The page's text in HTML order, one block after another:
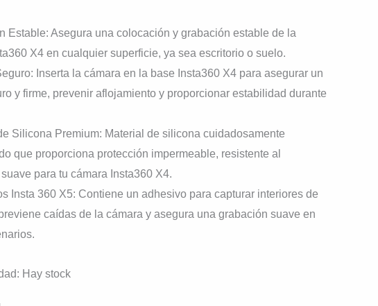
Estable: Asegura una colocación y grabación estable de la
X4 en cualquier superficie, ya sea escritorio o suelo.
Inserta la cámara en la base Insta360 X4 para asegurar un
y firme, prevenir aflojamiento y proporcionar estabilidad durante
Silicona Premium: Material de silicona cuidadosamente
que proporciona protección impermeable, resistente al
para tu cámara Insta360 X4.
Insta 360 X5: Contiene un adhesivo para capturar interiores de
caídas de la cámara y asegura una grabación suave en
Hay stock